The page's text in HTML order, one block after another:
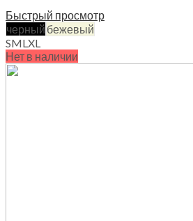
Быстрый просмотр
черный бежевый
SML XL
Нет в наличии